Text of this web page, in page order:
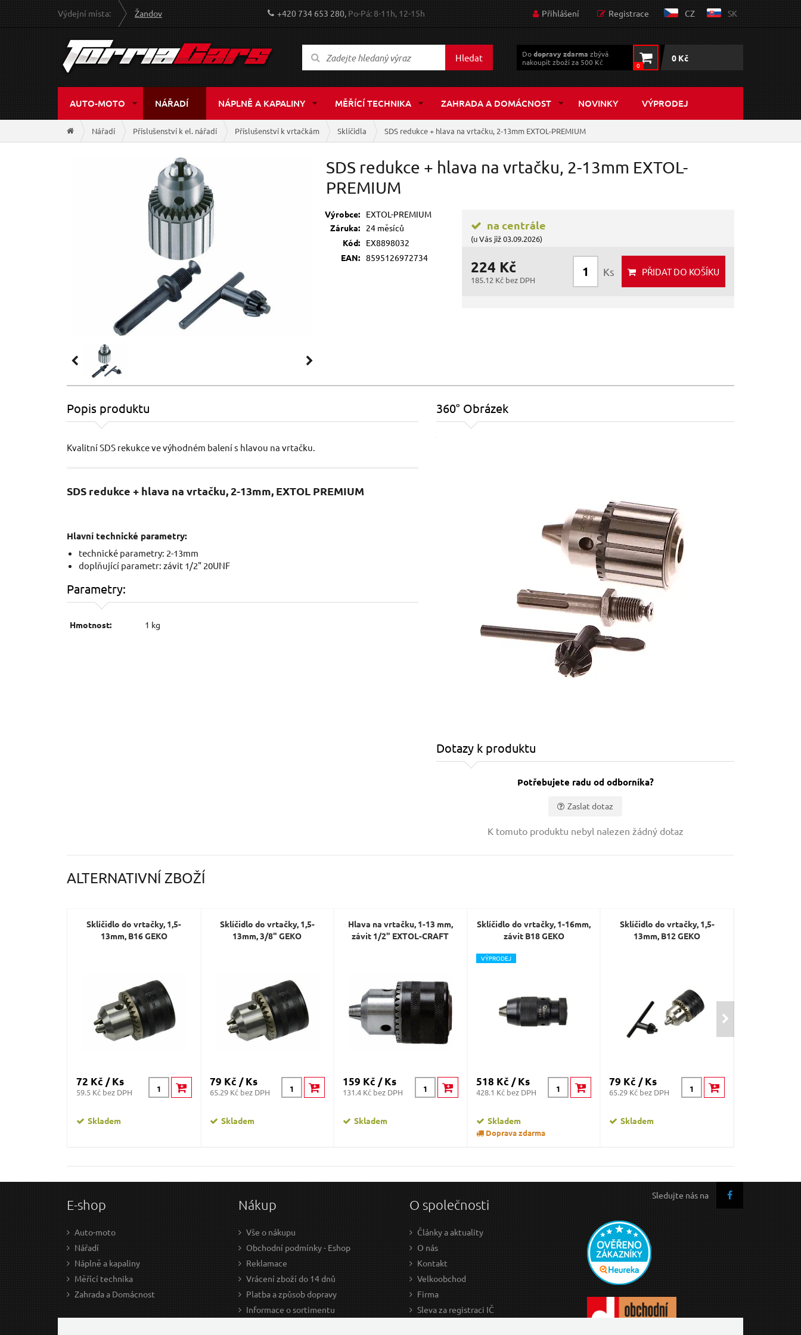
Výdejní místa: Žandov +420 734 653 280,Po-Pá: 8-11h, 12-15h Přihlášení Registrace CZ SK
Hledat Dodopravy zdarma zbývá
nakoupit zboží za 500 Kč
0
0 Kč
AUTO-MOTO NÁŘADÍ NÁPLNĚ A KAPALINY MĚŘÍCÍ TECHNIKA ZAHRADA A DOMÁCNOST NOVINKY VÝPRODEJ
Nářadí Příslušenství k el. nářadí Příslušenství k vrtačkám Sklíčidla SDS redukce + hlava na vrtačku, 2-13mm EXTOL-PREMIUM
SDS redukce + hlava na vrtačku, 2-13mm EXTOL-
PREMIUM
Výrobce:
EXTOL-PREMIUM
Záruka:
24 měsíců
Kód:
EX8898032
EAN: 8595126972734
na centrále
(u Vás již 03.09.2026)
224 Kč
185.12 Kč bez DPH
Ks PŘIDATDO KOŠÍKU
Popis produktu
Kvalitní SDS rekukce ve výhodném balení s hlavou na vrtačku.
SDS redukce + hlava na vrtačku, 2-13mm, EXTOL PREMIUM
Hlavní technické parametry:
technické parametry: 2-13mm
doplňující parametr: závit 1/2" 20UNF
Parametry:
Hmotnost: 1 kg
360° Obrázek
Dotazy k produktu
Potřebujete radu od odborníka?
Zaslat dotaz
Odeslat dotaz
K tomuto produktu nebyl nalezen žádný dotaz
ALTERNATIVNÍ ZBOŽÍ
Sklíčidlo do vrtačky, 1,5-
13mm, B16 GEKO
72 Kč / Ks
59.5 Kč bez DPH
Skladem
Sklíčidlo do vrtačky, 1,5-
13mm, 3/8" GEKO
79 Kč / Ks
65.29 Kč bez DPH
Skladem
Hlava na vrtačku, 1-13 mm,
závit 1/2" EXTOL-CRAFT
159 Kč / Ks
131.4 Kč bez DPH
Skladem
Sklíčidlo do vrtačky, 1-16mm,
závit B18 GEKO
VÝPRODEJ
518 Kč / Ks
428.1 Kč bez DPH
Skladem
Doprava zdarma
Sklíčidlo do vrtačky, 1,5-
13mm, B12 GEKO
79 Kč / Ks
65.29 Kč bez DPH
Skladem
Sledujte nás na
E-shop
Auto-moto
Nářadí
Náplně a kapaliny
Měřící technika
Zahrada a Domácnost
Nákup
Vše o nákupu
Obchodní podmínky - Eshop
Reklamace
Vrácení zboží do 14 dnů
Platba a způsob dopravy
Informace o sortimentu
O společnosti
Články a aktuality
O nás
Kontakt
Velkoobchod
Firma
Sleva za registraci IČ